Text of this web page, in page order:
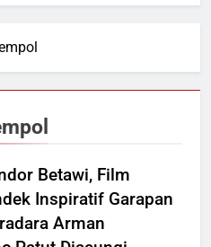
Betawi, Film
Inspiratif Garapan
Arman